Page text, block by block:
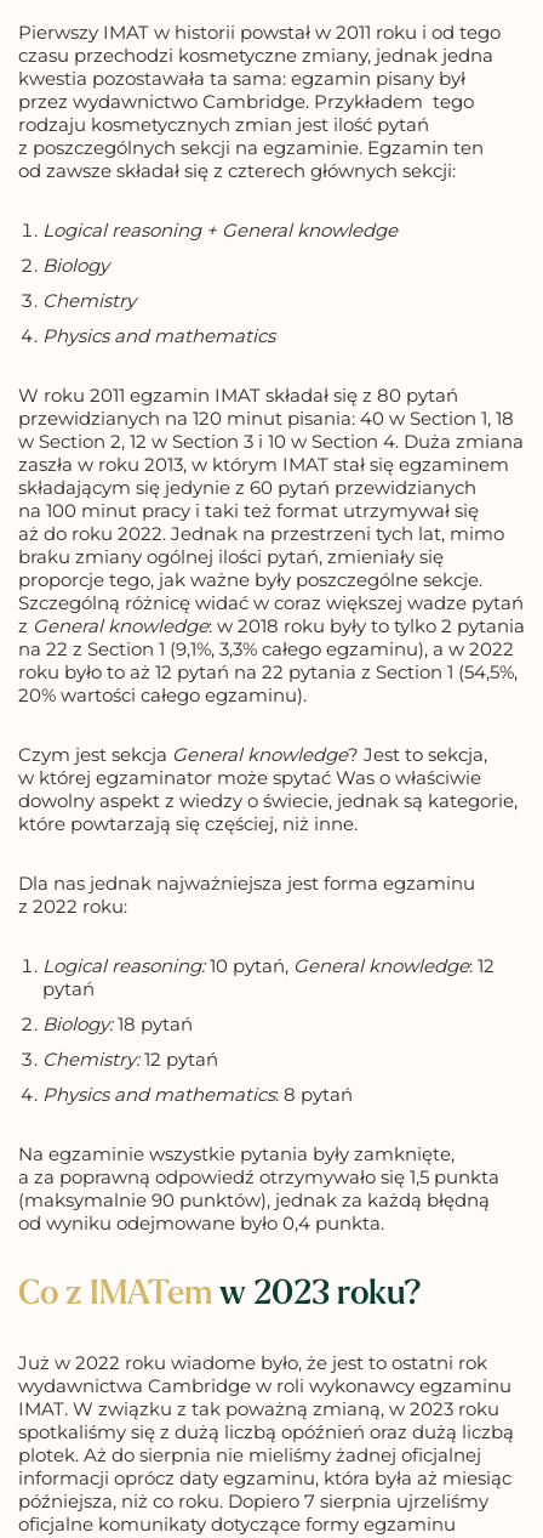
Pierwszy IMAT w historii powstał w 2011 roku i od tego
czasu przechodzi kosmetyczne zmiany, jednak jedna
kwestia pozostawała ta sama: egzamin pisany był
przez wydawnictwo Cambridge. Przykładem tego
rodzaju kosmetycznych zmian jest ilość pytań
z poszczególnych sekcji na egzaminie. Egzamin ten
od zawsze składał się z czterech głównych sekcji:
Logical reasoning + General knowledge
Biology
Chemistry
Physics and mathematics
W roku 2011 egzamin IMAT składał się z 80 pytań
przewidzianych na 120 minut pisania: 40 w Section 1, 18
w Section 2, 12 w Section 3 i 10 w Section 4. Duża zmiana
zaszła w roku 2013, w którym IMAT stał się egzaminem
składającym się jedynie z 60 pytań przewidzianych
na 100 minut pracy i taki też format utrzymywał się
aż do roku 2022. Jednak na przestrzeni tych lat, mimo
braku zmiany ogólnej ilości pytań, zmieniały się
proporcje tego, jak ważne były poszczególne sekcje.
Szczególną różnicę widać w coraz większej wadze pytań
z General knowledge: w 2018 roku były to tylko 2 pytania
na 22 z Section 1 (9,1%, 3,3% całego egzaminu), a w 2022
roku było to aż 12 pytań na 22 pytania z Section 1 (54,5%,
20% wartości całego egzaminu).
Czym jest sekcja General knowledge? Jest to sekcja,
w której egzaminator może spytać Was o właściwie
dowolny aspekt z wiedzy o świecie, jednak są kategorie,
które powtarzają się częściej, niż inne.
Dla nas jednak najważniejsza jest forma egzaminu
z 2022 roku:
Logical reasoning:10 pytań, General knowledge: 12
pytań
Biology:18 pytań
Chemistry:12 pytań
Physics and mathematics: 8 pytań
Na egzaminie wszystkie pytania były zamknięte,
a za poprawną odpowiedź otrzymywało się 1,5 punkta
(maksymalnie 90 punktów), jednak za każdą błędną
od wyniku odejmowane było 0,4 punkta.
Co z IMATem w 2023 roku?
Już w 2022 roku wiadome było, że jest to ostatni rok
wydawnictwa Cambridge w roli wykonawcy egzaminu
IMAT. W związku z tak poważną zmianą, w 2023 roku
spotkaliśmy się z dużą liczbą opóźnień oraz dużą liczbą
plotek. Aż do sierpnia nie mieliśmy żadnej oficjalnej
informacji oprócz daty egzaminu, która była aż miesiąc
późniejsza, niż co roku. Dopiero 7 sierpnia ujrzeliśmy
oficjalne komunikaty dotyczące formy egzaminu